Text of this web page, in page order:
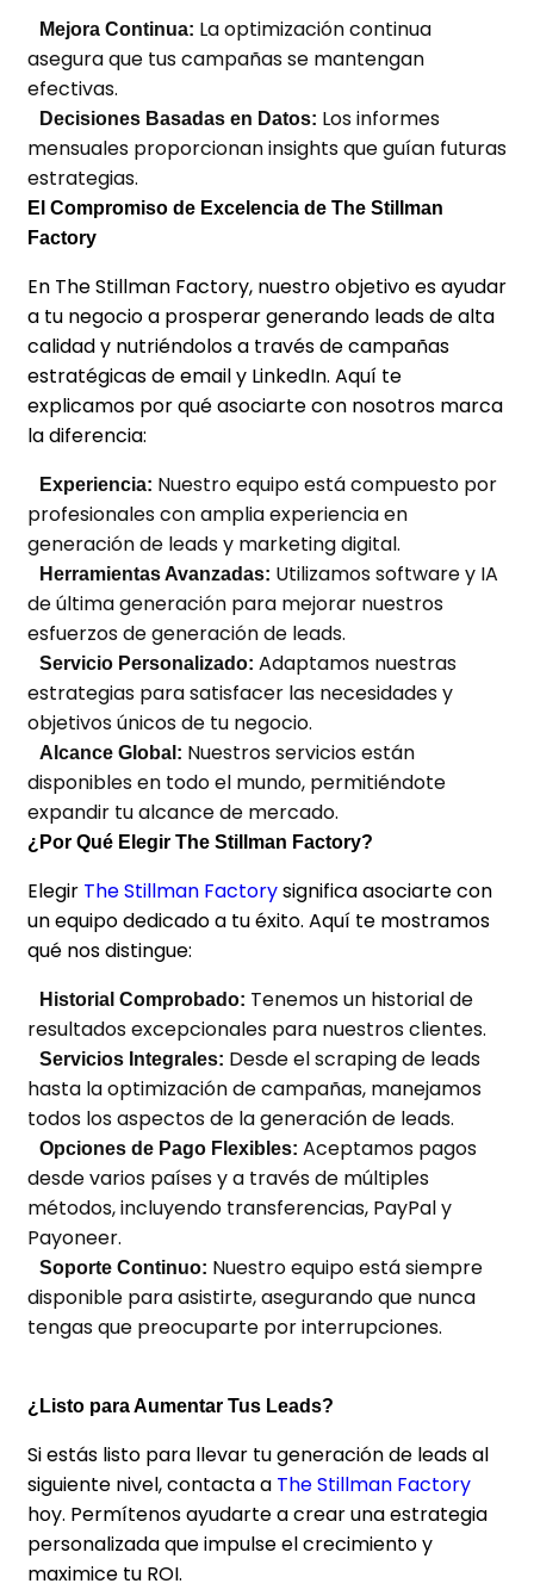
Mejora Continua: La optimización continua
asegura que tus campañas se mantengan
efectivas.
Decisiones Basadas en Datos: Los informes
mensuales proporcionan insights que guían futuras
estrategias.
El Compromiso de Excelencia de The Stillman
Factory
En The Stillman Factory, nuestro objetivo es ayudar
a tu negocio a prosperar generando leads de alta
calidad y nutriéndolos a través de campañas
estratégicas de email y LinkedIn. Aquí te
explicamos por qué asociarte con nosotros marca
la diferencia:
Experiencia: Nuestro equipo está compuesto por
profesionales con amplia experiencia en
generación de leads y marketing digital.
Herramientas Avanzadas: Utilizamos software y IA
de última generación para mejorar nuestros
esfuerzos de generación de leads.
Servicio Personalizado: Adaptamos nuestras
estrategias para satisfacer las necesidades y
objetivos únicos de tu negocio.
Alcance Global: Nuestros servicios están
disponibles en todo el mundo, permitiéndote
expandir tu alcance de mercado.
¿Por Qué Elegir The Stillman Factory?
Elegir The Stillman Factorysignifica asociarte con
un equipo dedicado a tu éxito. Aquí te mostramos
qué nos distingue:
Historial Comprobado: Tenemos un historial de
resultados excepcionales para nuestros clientes.
Servicios Integrales: Desde el scraping de leads
hasta la optimización de campañas, manejamos
todos los aspectos de la generación de leads.
Opciones de Pago Flexibles: Aceptamos pagos
desde varios países y a través de múltiples
métodos, incluyendo transferencias, PayPal y
Payoneer.
Soporte Continuo: Nuestro equipo está siempre
disponible para asistirte, asegurando que nunca
tengas que preocuparte por interrupciones.
¿Listo para Aumentar Tus Leads?
Si estás listo para llevar tu generación de leads al
siguiente nivel, contacta a The Stillman Factory
hoy. Permítenos ayudarte a crear una estrategia
personalizada que impulse el crecimiento y
maximice tu ROI.